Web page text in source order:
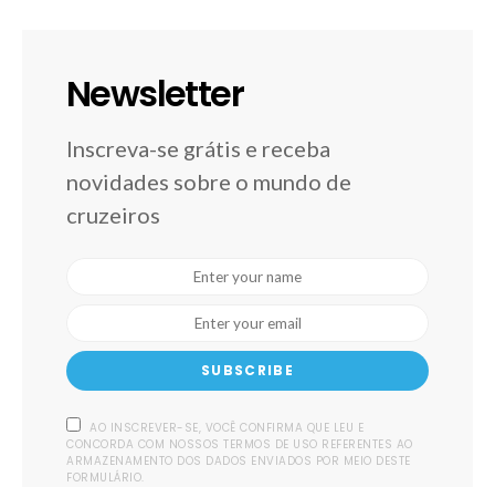
Newsletter
Inscreva-se grátis e receba
novidades sobre o mundo de
cruzeiros
SUBSCRIBE
AO INSCREVER-SE, VOCÊ CONFIRMA QUE LEU E
CONCORDA COM NOSSOS TERMOS DE USO REFERENTES AO
ARMAZENAMENTO DOS DADOS ENVIADOS POR MEIO DESTE
FORMULÁRIO.